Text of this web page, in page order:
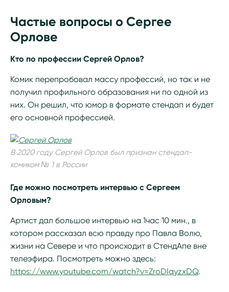
Частые вопросы о Сергее
Орлове
Кто по профессии Сергей Орлов?
Комик перепробовал массу профессий, но так и не
получил профильного образования ни по одной из
них. Он решил, что юмор в формате стендап и будет
его основной профессией.
В 2020 году Сергей Орлов был признан стендап-
комиком № 1 в России
Где можно посмотреть интервью с Сергеем
Орловым?
Артист дал большое интервью на 1час 10 мин., в
котором рассказал всю правду про Павла Волю,
жизни на Севере и что происходит в СтендАпе вне
телеэфира. Посмотреть можно здесь:
https://www.youtube.com/watch?v=ZroDIqyzxDQ.